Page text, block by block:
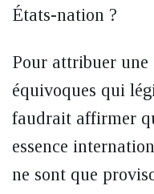
États-nation ?
Pour attribuer une
équivoques qui
faudrait affirmer
essence
ne sont que